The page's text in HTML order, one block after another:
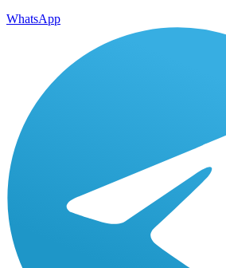
WhatsApp